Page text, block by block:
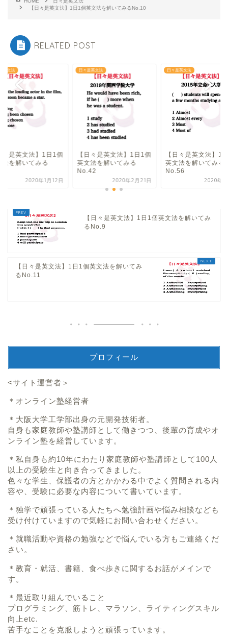
【日々是英文法】1日1個英文法を解いてみるNo.10
RELATED POST
英文法
々是英文法】1日1個
法を解いてみる
2020年2月21日
日々是英文法
【日々是英文法】1日1個
英文法を解いてみる
No.56
2020年3月6日
日々是英文法
【日々是英文法】1
英文法を解いてみる
No.12
2020年1
【日々是英文法】1日1個英文法を解いてみ
るNo.9
【日々是英文法】1日1個英文法を解いてみ
るNo.11
プロフィール
<サイト運営者＞
＊オンライン塾経営者
＊大阪大学工学部出身の元開発技術者。
自身も家庭教師や塾講師として働きつつ、後輩の育成やオ
ンライン塾を経営しています。
＊私自身も約10年にわたり家庭教師や塾講師として100人
以上の受験生と向き合ってきました。
色々な学生、保護者の方とかかわる中でよく質問される内
容や、受験に必要な内容について書いています。
＊独学で頑張っている人たちへ勉強計画や悩み相談なども
受け付けていますので気軽にお問い合わせください。
＊就職活動や資格の勉強などで悩んでいる方もご連絡くだ
さい。
＊教育・就活、書籍、食べ歩きに関するお話がメインで
す。
＊最近取り組んでいること
プログラミング、筋トレ、マラソン、ライティングスキル
向上etc.
苦手なことを克服しようと頑張っています。